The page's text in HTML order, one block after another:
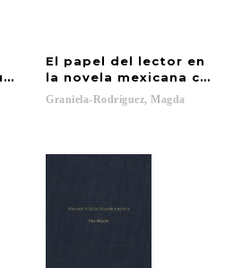
Mundo
El papel del lector en
la novela mexicana
Graniela-Rodríguez, Magda